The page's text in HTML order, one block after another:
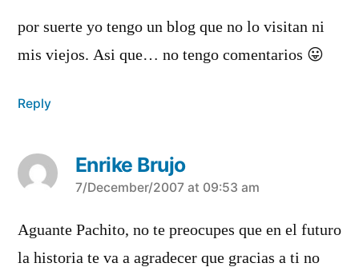
por suerte yo tengo un blog que no lo visitan ni
mis viejos. Asi que… no tengo comentarios 😛
Reply
Enrike Brujo
says:
7/December/2007 at 09:53 am
Aguante Pachito, no te preocupes que en el futuro
la historia te va a agradecer que gracias a ti no